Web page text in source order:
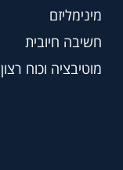
מינימליזם
חשיבה חיובית
מוטיבציה וכוח רצון